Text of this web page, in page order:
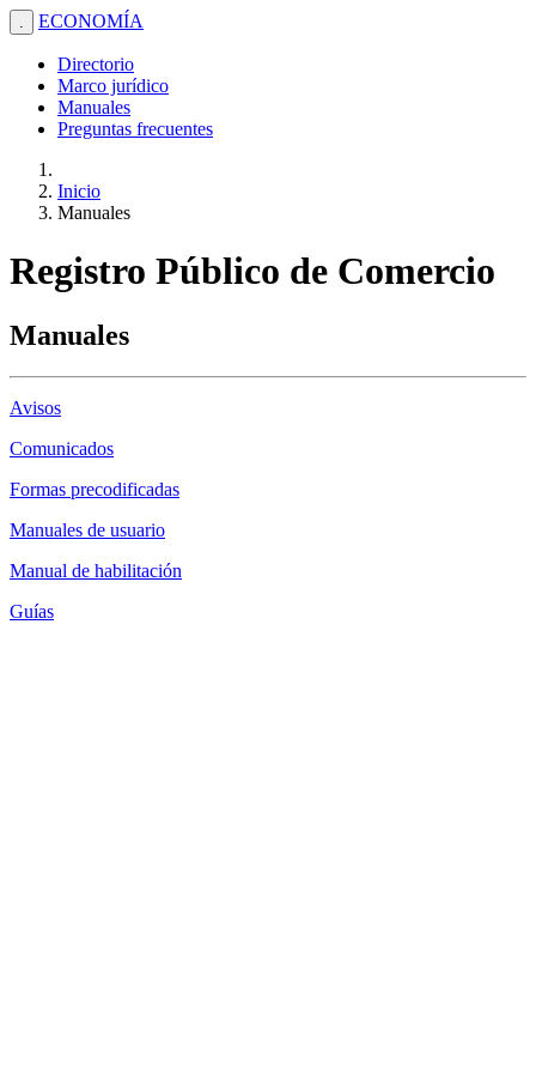
. ECONOMÍA
Directorio
Marco jurídico
Manuales
Preguntas frecuentes
Inicio
Manuales
Registro Público de Comercio
Manuales
Avisos
Comunicados
Formas precodificadas
Manuales de usuario
Manual de habilitación
Guías